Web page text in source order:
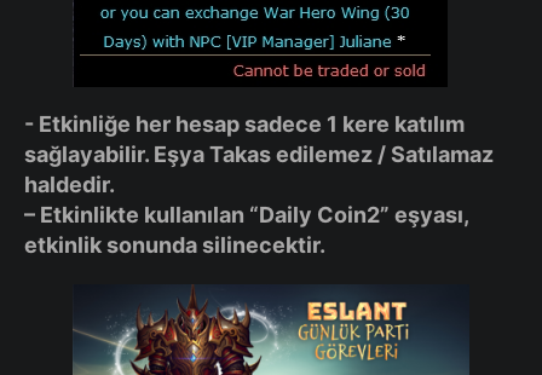
​- Etkinliğe her hesap sadece 1 kere katılım
sağlayabilir. Eşya Takas edilemez / Satılamaz
haldedir.
– Etkinlikte kullanılan “Daily Coin2” eşyası,
etkinlik sonunda silinecektir.